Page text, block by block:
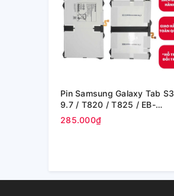
Pin Samsung Galaxy Tab S3
9.7 / T820 / T825 / EB-
BT825ABE - 6000 mAh (Zin
hãng)
285.000₫